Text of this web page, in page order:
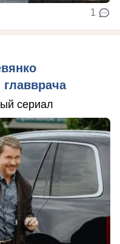
1
сериал